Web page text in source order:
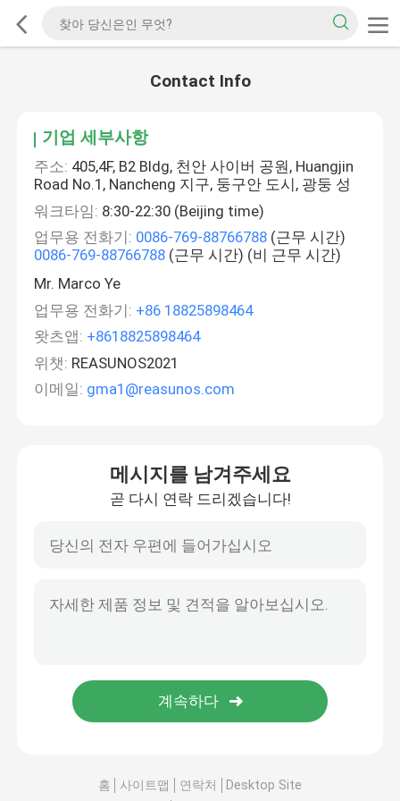
Contact Info
기업 세부사항
주소: 405,4F, B2 Bldg, 천안 사이버 공원, Huangjin
Road No.1, Nancheng 지구, 둥구안 도시, 광둥 성
워크타임: 8:30-22:30 (Beijing time)
업무용 전화기: 0086-769-88766788 (근무 시간)
0086-769-88766788 (근무 시간) (비 근무 시간)
Mr. Marco Ye
업무용 전화기: +86 18825898464
왓츠앱: +8618825898464
위챗: REASUNOS2021
이메일: gma1@reasunos.com
메시지를 남겨주세요
곧 다시 연락 드리겠습니다!
홈 사이트맵 연락처
Desktop Site